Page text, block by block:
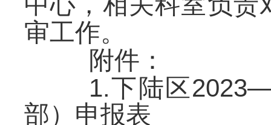
审工作。
附件：
1.下陆区
部）申报表